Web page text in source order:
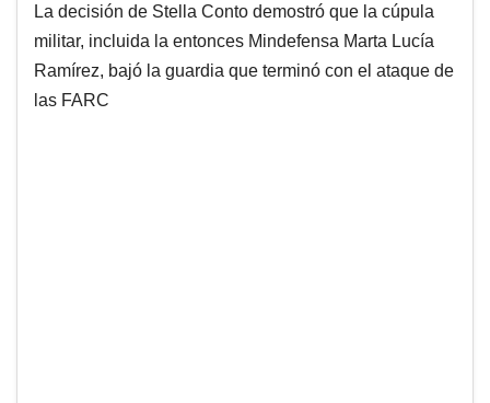
La decisión de Stella Conto demostró que la cúpula
militar, incluida la entonces Mindefensa Marta Lucía
Ramírez, bajó la guardia que terminó con el ataque de
las FARC